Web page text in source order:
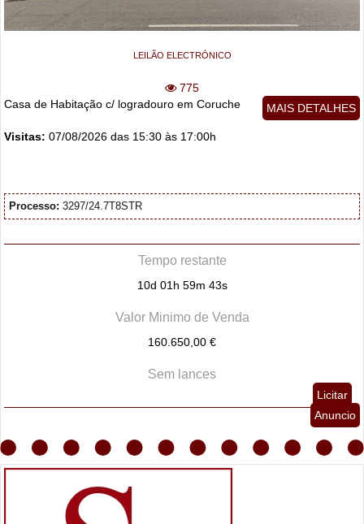
LEILÃO ELECTRÓNICO
775
MAIS DETALHES
Casa de Habitação c/ logradouro em Coruche
Visitas: 07/08/2026 das 15:30 às 17:00h
Processo: 3297/24.7T8STR
Tempo restante
10d 01h 59m 42s
Valor Minimo de Venda
160.650,00 €
Sem lances
Licitar
Anuncio